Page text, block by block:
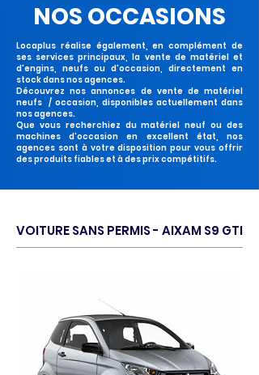
NOS OCCASIONS
Locaplus réalise également, en complément de
ses services principaux, la vente de matériel et
d'engins, neufs ou d'occasion, directement en
stock dans nos agences.
Découvrez nos annonces de vente de matériel
neufs / occasion, disponibles actuellement dans
nos agences.
Que vous recherchiez du matériel neuf ou des
machines d'occasion en excellent état, nos
agences sont à votre disposition pour vous offrir
des produits fiables et à des prix compétitifs.
VOITURE SANS PERMIS - AIXAM S9 GTI